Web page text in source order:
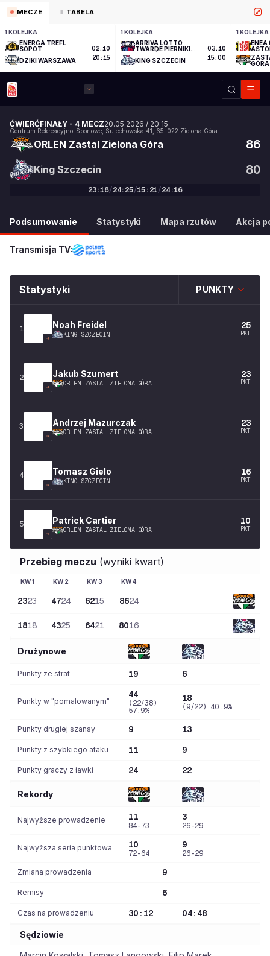
MECZE TABELA
1 KOLEJKA
ENERGA TREFL
SOPOT
DZIKI WARSZAWA
02.10
20:15
1 KOLEJKA
ARRIVA LOTTO
TWARDE PIERNIKI
KING SZCZECIN
03.10
15:00
1 KOLEJKA
ENEA
GÓRA
ĆWIERĆFINAŁY - 4 MECZ20.05.2026 / 20:15
Centrum Rekreacyjno-Sportowe Sulechowska 41 65-022 Zielona Góra
ORLEN Zastal Zielona Góra
86
80
King Szczecin
23:18/24: 25/15: 21/24:16
86:80
Podsumowanie Statystyki Mapa rzutów Akcja
Transmisja TV:
Statystyki PUNKTY
1 Noah Freidel
KING SZCZECIN
25
PKT
2 Jakub Szumert
ORLEN ZASTAL ZIELONA GÓRA
23
PKT
3 Andrzej Mazurczak
ORLEN ZASTAL ZIELONA GÓRA
23
PKT
4 Tomasz Gielo
KING SZCZECIN
16
PKT
5 Patrick Cartier
ORLEN ZASTAL ZIELONA GÓRA
10
PKT
Przebieg meczu (wyniki kwart)
KW1 KW 2 KW3 KW4
2323 4724 6215 8624
1818 4325 6421 8016
Sędziowie
Drużynowe
Punkty ze strat 19 6
Punkty w "pomalowanym"
44
(22/38)
57.9%
18
(9/22) 40.9%
Punkty drugiej szansy 9 13
Punkty z szybkiego ataku 11 9
Punkty graczy z ławki 24 22
Rekordy
Najwyższe prowadzenie 11
84-73
3
26-29
Najwyższa seria punktowa 10
72-64
9
26-29
Zmiana prowadzenia 9
Remisy 6
Czas na prowadzeniu 30:12 04:48